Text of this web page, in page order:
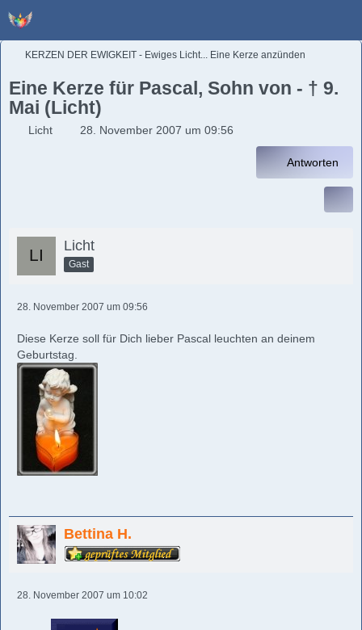
KERZEN DER EWIGKEIT - Ewiges Licht... Eine Kerze anzünden
Eine Kerze für Pascal, Sohn von - † 9.
Mai (Licht)
Licht 28. November 2007 um 09:56
Antworten
Licht
Gast
28. November 2007 um 09:56
Diese Kerze soll für Dich lieber Pascal leuchten an deinem
Geburtstag.
Bettina H.
28. November 2007 um 10:02